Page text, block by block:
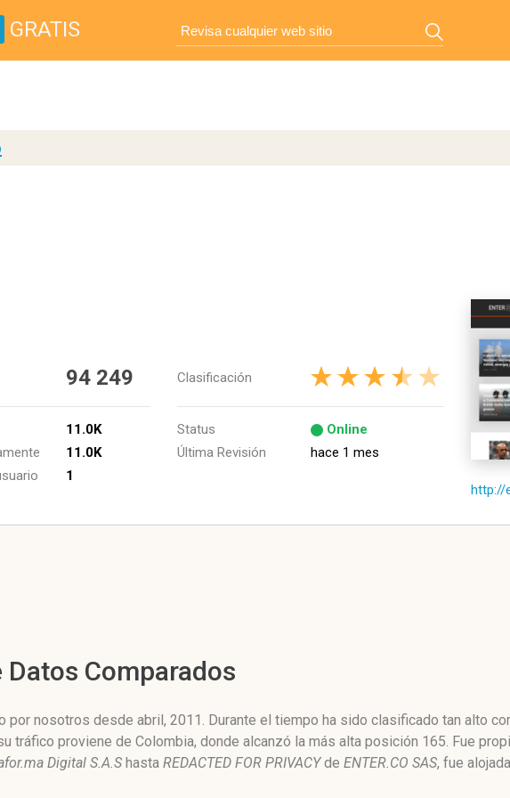
GRATIS
94 249
11.0K
11.0K
1
Clasificación
Status
Online
Última Revisión
hace 1 mes
http://
Datos Comparados
por nosotros desde abril, 2011. Durante el tiempo ha sido clasificado tan alto
tráfico proviene de Colombia, donde alcanzó la más alta posición 165. Fue
Digital S.A.S hasta REDACTED FOR PRIVACYde ENTER.CO SAS, fue